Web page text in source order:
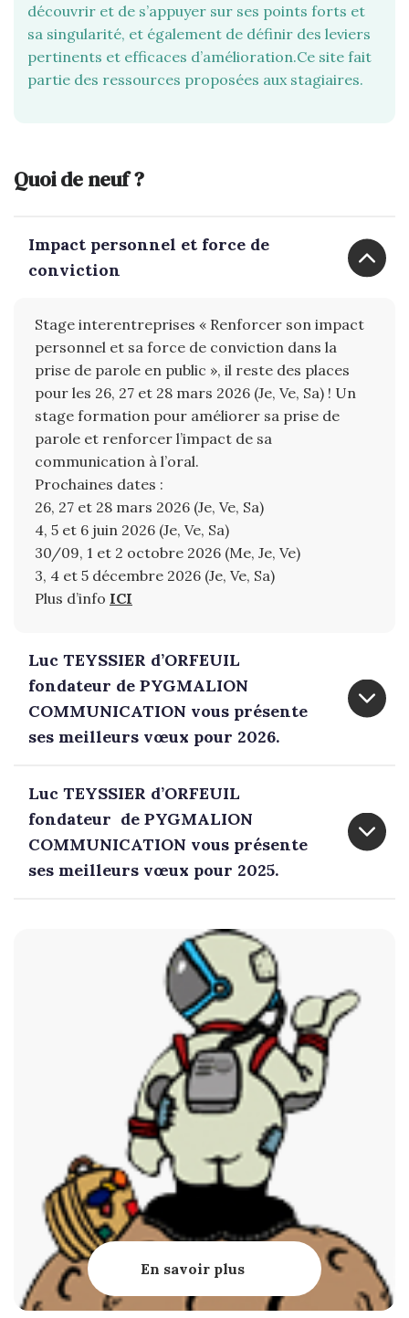
découvrir et de s’appuyer sur ses points forts et
sa singularité, et également de définir des leviers
pertinents et efficaces d’amélioration.Ce site fait
partie des ressources proposées aux stagiaires.
Quoi de neuf ?
Impact personnel et force de
conviction
Stage interentreprises « Renforcer son impact
personnel et sa force de conviction dans la
prise de parole en public », il reste des places
pour les 26, 27 et 28 mars 2026 (Je, Ve, Sa) ! Un
stage formation pour améliorer sa prise de
parole et renforcer l’impact de sa
communication à l’oral.
Prochaines dates :
26, 27 et 28 mars 2026 (Je, Ve, Sa)
4, 5 et 6 juin 2026 (Je, Ve, Sa)
30/09, 1 et 2 octobre 2026 (Me, Je, Ve)
3, 4 et 5 décembre 2026 (Je, Ve, Sa)
Plus d’info ICI
Luc TEYSSIER d’ORFEUIL
fondateur de PYGMALION
COMMUNICATION vous présente
ses meilleurs vœux pour 2026.
Luc TEYSSIER d’ORFEUIL
fondateur de PYGMALION
COMMUNICATION vous présente
ses meilleurs vœux pour 2025.
En savoir plus